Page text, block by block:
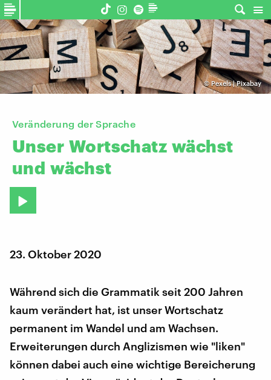
©Pexels | Pixabay
Veränderung der Sprache
Unser Wortschatz wächst
und wächst
23. Oktober 2020
Während sich die Grammatik seit 200 Jahren
kaum verändert hat, ist unser Wortschatz
permanent im Wandel und am Wachsen.
Erweiterungen durch Anglizismen wie "liken"
können dabei auch eine wichtige Bereicherung